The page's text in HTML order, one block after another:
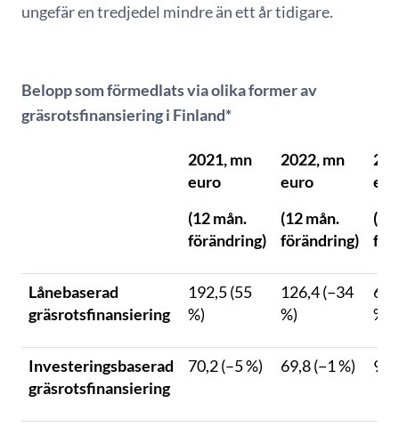
ungefär en tredjedel mindre än ett år tidigare.
Belopp som förmedlats via olika former av
gräsrotsfinansiering i Finland*
2021, mn
euro
(12 mån.
förändring)
2022, mn
euro
(12 mån.
förändring)
(12
Lånebaserad
gräsrotsfinansiering
192,5 (55
%)
126,4 (−34
%)
%)
Investeringsbaserad
gräsrotsfinansiering
70,2 (–5 %) 69,8 (−1 %) 9,0